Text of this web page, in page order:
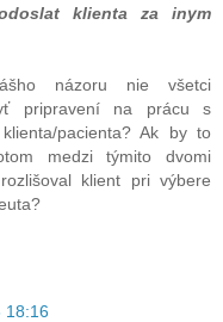
klienta za inym
názoru nie všetci
pripravení na prácu s
pacienta? Ak by to
medzi týmito dvomi
klient pri výbere
18:16